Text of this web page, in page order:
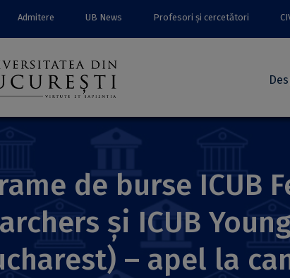
Admitere UB News Profesori și cercetători
de burse ICUB
și ICUB
– apel la